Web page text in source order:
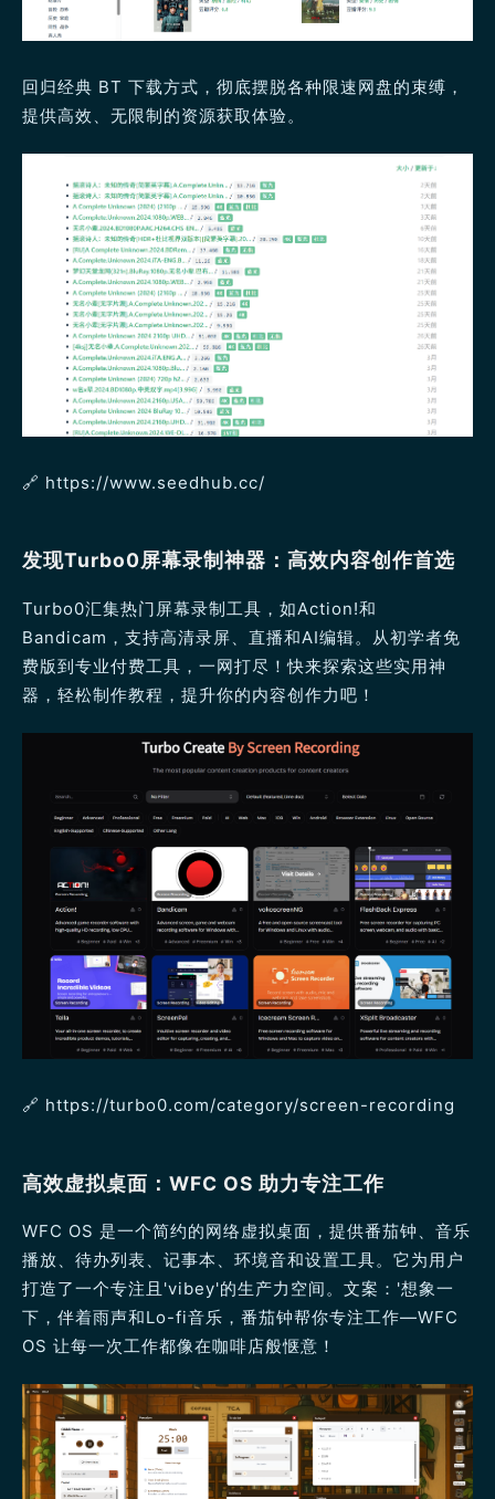
回归经典 BT 下载方式，彻底摆脱各种限速网盘的束缚，
提供高效、无限制的资源获取体验。
🔗 https://www.seedhub.cc/
发现Turbo0屏幕录制神器：高效内容创作首选
Turbo0汇集热门屏幕录制工具，如Action!和
Bandicam，支持高清录屏、直播和AI编辑。从初学者免
费版到专业付费工具，一网打尽！快来探索这些实用神
器，轻松制作教程，提升你的内容创作力吧！
🔗 https://turbo0.com/category/screen-recording
高效虚拟桌面：WFC OS 助力专注工作
WFC OS 是一个简约的网络虚拟桌面，提供番茄钟、音乐
播放、待办列表、记事本、环境音和设置工具。它为用户
打造了一个专注且'vibey'的生产力空间。文案：'想象一
下，伴着雨声和Lo-fi音乐，番茄钟帮你专注工作—WFC
OS 让每一次工作都像在咖啡店般惬意！